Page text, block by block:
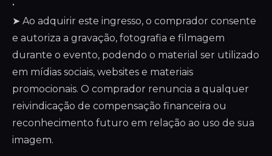
•
➤ Ao adquirir este ingresso, o comprador consente
e autoriza a gravação, fotografia e filmagem
durante o evento, podendo o material ser utilizado
em mídias sociais, websites e materiais
promocionais. O comprador renuncia a qualquer
reivindicação de compensação financeira ou
reconhecimento futuro em relação ao uso de sua
imagem.